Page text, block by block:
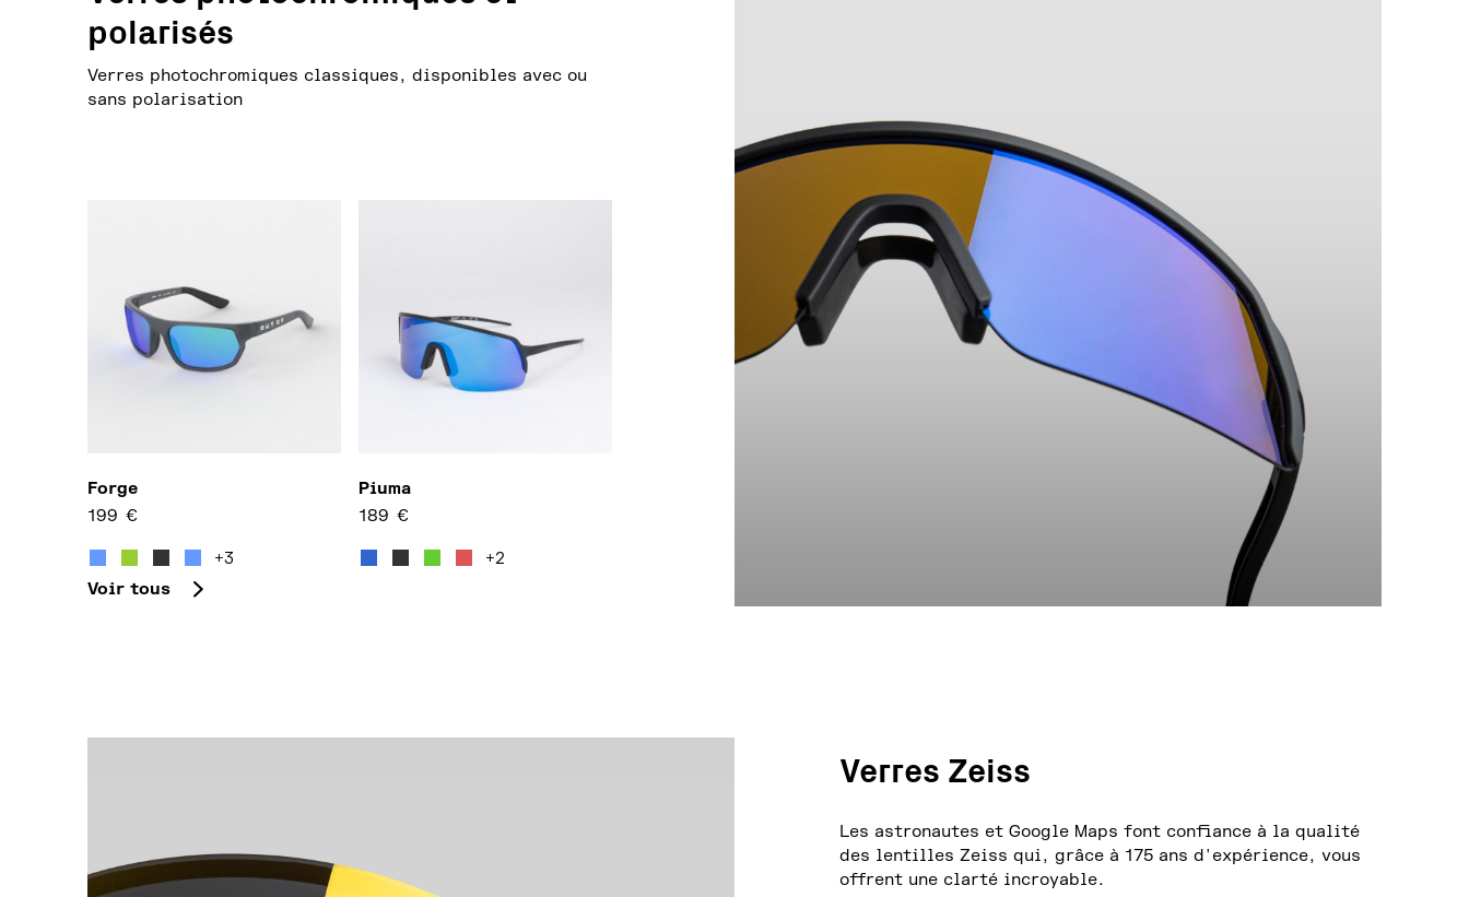
polarisés
Verres photochromiques classiques, disponibles avec ou
sans polarisation
Forge
199 €
+3
Piuma
189 €
+2
Voir tous
Verres Zeiss
Les astronautes et Google Maps font confiance à la qualité
des lentilles Zeiss qui, grâce à 175 ans d'expérience, vous
offrent une clarté incroyable.